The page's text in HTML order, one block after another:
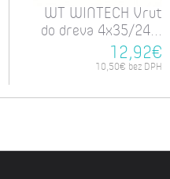
WT WINTECH Vrut
do dreva 4x35/24...
12,92€
10,50€ bez DPH